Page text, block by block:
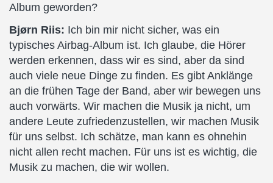
Album geworden?
Bjørn Riis: Ich bin mir nicht sicher, was ein
typisches Airbag-Album ist. Ich glaube, die Hörer
werden erkennen, dass wir es sind, aber da sind
auch viele neue Dinge zu finden. Es gibt Anklänge
an die frühen Tage der Band, aber wir bewegen uns
auch vorwärts. Wir machen die Musik ja nicht, um
andere Leute zufriedenzustellen, wir machen Musik
für uns selbst. Ich schätze, man kann es ohnehin
nicht allen recht machen. Für uns ist es wichtig, die
Musik zu machen, die wir wollen.